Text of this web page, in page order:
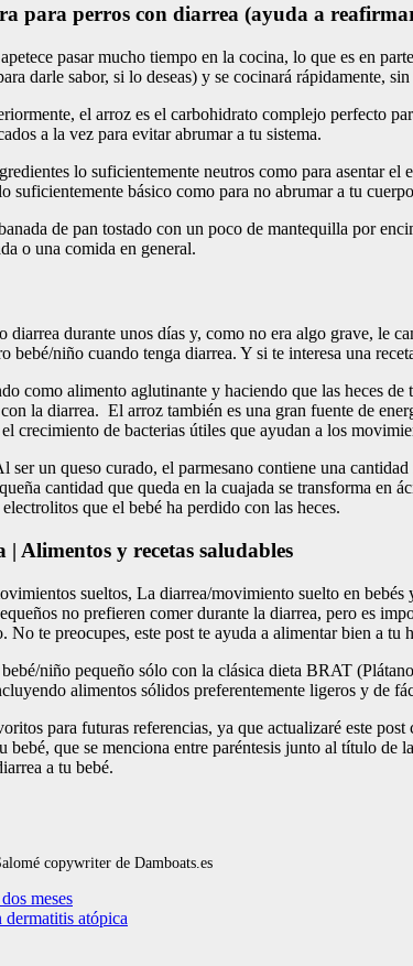
para perros con diarrea (ayuda a
pasar mucho tiempo en la cocina, lo que es en
darle sabor, si lo deseas) y se cocinará rápidamente,
el arroz es el carbohidrato complejo perfecto
a la vez para evitar abrumar a tu sistema.
lo suficientemente neutros como para asentar
suficientemente básico como para no abrumar a tu
de pan tostado con un poco de mantequilla por
o una comida en general.
diarrea durante unos días y, como no era algo grave, le
bebé/niño cuando tenga diarrea. Y si te interesa una
como alimento aglutinante y haciendo que las heces
la diarrea. El arroz también es una gran fuente de
crecimiento de bacterias útiles que ayudan a los
un queso curado, el parmesano contiene una
cantidad que queda en la cuajada se transforma
que el bebé ha perdido con las heces.
Alimentos y recetas saludables
sueltos, La diarrea/movimiento suelto en
no prefieren comer durante la diarrea, pero es
te preocupes, este post te ayuda a alimentar bien a tu
niño pequeño sólo con la clásica dieta BRAT
alimentos sólidos preferentemente ligeros y de
para futuras referencias, ya que actualizaré este
bebé, que se menciona entre paréntesis junto al título
a tu bebé.
copywriter de Damboats.es
meses
atópica